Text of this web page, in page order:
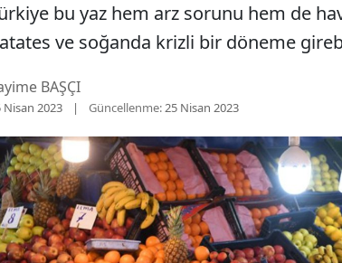
bu yaz hem arz sorunu hem de
ve soğanda krizli bir döneme
BAŞÇI
Nisan 2023 Güncellenme:25 Nisan 2023